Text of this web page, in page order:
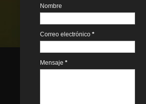
Nombre
Correo electrónico *
Mensaje *